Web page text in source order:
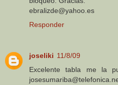
ebralizde@yahoo.es
Responder
joseliki 11/8/09
Excelente tabla me la